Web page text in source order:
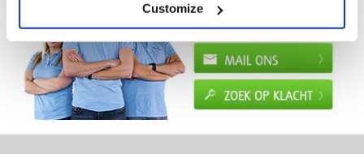
Customize